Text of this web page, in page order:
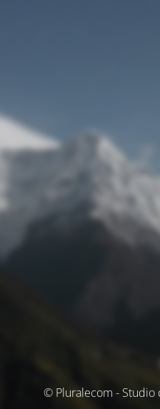
© Pluralecom - Studio